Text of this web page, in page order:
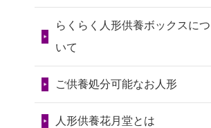
東京都の方からお申込み
2026/07/31 08:41
...
2026/07/05 しっかりとお人形
たちの供養をしていただける
2024/01/13供養後の通知はも
らえますか？
人形以外はどうしてるのです
か？
第76回人形供養祭
令和7年2月28日(金)
第75回人形供養祭
らくらく人形供養ボックスにつ
いて
ご供養処分可能なお人形
人形供養花月堂とは